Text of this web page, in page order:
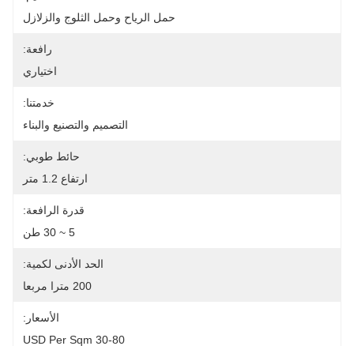
حمل الرياح وحمل الثلوج والزلازل
رافعة:
اختياري
خدمتنا:
التصميم والتصنيع والبناء
حائط طوبي:
ارتفاع 1.2 متر
قدرة الرافعة:
5 ~ 30 طن
الحد الأدنى لكمية:
200 مترا مربعا
الأسعار:
30-80 USD Per Sqm